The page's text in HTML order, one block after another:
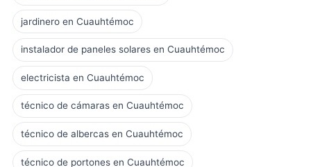
jardinero en Cuauhtémoc
instalador de paneles solares en Cuauhtémoc
electricista en Cuauhtémoc
técnico de cámaras en Cuauhtémoc
técnico de albercas en Cuauhtémoc
técnico de portones en Cuauhtémoc